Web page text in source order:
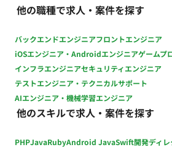
他の職種で求人・案件を探す
バックエンドエンジニアフロントエンジニア
iOSエンジニア・Androidエンジニアゲームプ
インフラエンジニアセキュリティエンジニア
テストエンジニア・テクニカルサポート
AIエンジニア・機械学習エンジニア
他のスキルで求人・案件を探す
PHPJavaRubyAndroid JavaSwift開発ディ